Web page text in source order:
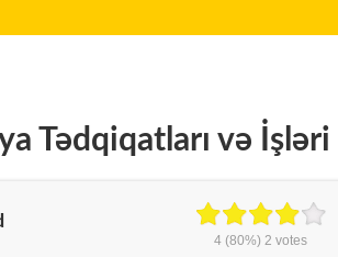
Tədqiqatları və İşləri
4 (80%) 2 votes